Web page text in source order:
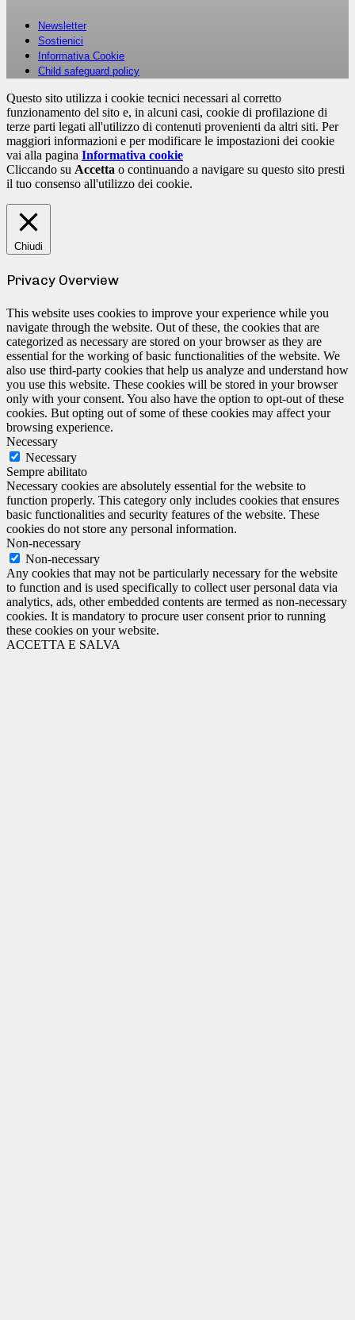
Newsletter
Sostienici
Informativa Cookie
Child safeguard policy
Questo sito utilizza i cookie tecnici necessari al corretto
funzionamento del sito e, in alcuni casi, cookie di profilazione di
terze parti legati all'utilizzo di contenuti provenienti da altri siti. Per
maggiori informazioni e per modificare le impostazioni dei cookie
vai alla pagina Informativa cookie
Cliccando su Accetta o continuando a navigare su questo sito presti
il tuo consenso all'utilizzo dei cookie.
Chiudi
Privacy Overview
This website uses cookies to improve your experience while you
navigate through the website. Out of these, the cookies that are
categorized as necessary are stored on your browser as they are
essential for the working of basic functionalities of the website. We
also use third-party cookies that help us analyze and understand how
you use this website. These cookies will be stored in your browser
only with your consent. You also have the option to opt-out of these
cookies. But opting out of some of these cookies may affect your
browsing experience.
Necessary
Necessary
Sempre abilitato
Necessary cookies are absolutely essential for the website to
function properly. This category only includes cookies that ensures
basic functionalities and security features of the website. These
cookies do not store any personal information.
Non-necessary
Non-necessary
Any cookies that may not be particularly necessary for the website
to function and is used specifically to collect user personal data via
analytics, ads, other embedded contents are termed as non-necessary
cookies. It is mandatory to procure user consent prior to running
these cookies on your website.
ACCETTA E SALVA